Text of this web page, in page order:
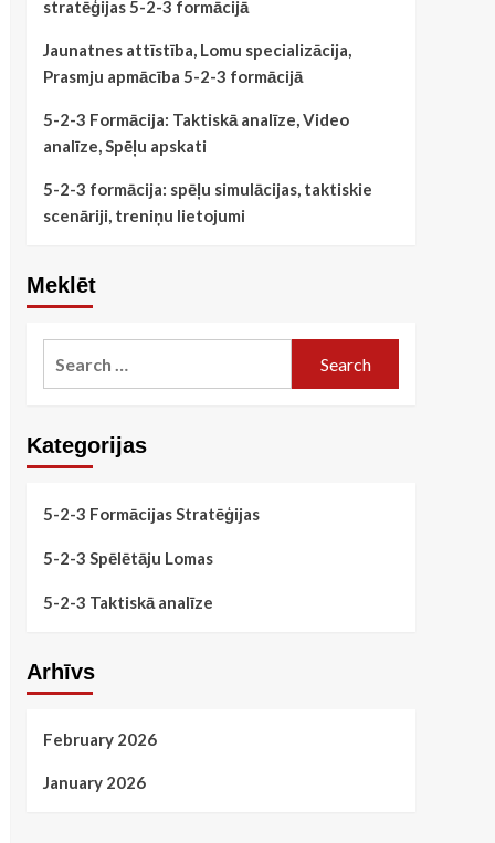
stratēģijas 5-2-3 formācijā
Jaunatnes attīstība, Lomu specializācija,
Prasmju apmācība 5-2-3 formācijā
5-2-3 Formācija: Taktiskā analīze, Video
analīze, Spēļu apskati
5-2-3 formācija: spēļu simulācijas, taktiskie
scenāriji, treniņu lietojumi
Meklēt
Kategorijas
5-2-3 Formācijas Stratēģijas
5-2-3 Spēlētāju Lomas
5-2-3 Taktiskā analīze
Arhīvs
February 2026
January 2026